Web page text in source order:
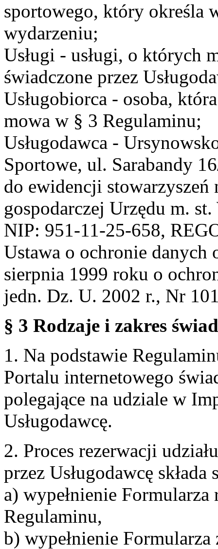
sportowego, który określa
wydarzeniu;
Usługi - usługi, o których
świadczone przez
Usługobiorca - osoba,
mowa w § 3 Regulaminu;
Usługodawca -
Sportowe, ul. Sarabandy
do ewidencji stowarzyszeń
gospodarczej Urzędu m.
NIP: 951-11-25-658,
Ustawa o ochronie danych
sierpnia 1999 roku o
jedn. Dz. U. 2002 r., Nr
§ 3 Rodzaje i zakres
1. Na podstawie
Portalu internetowego
polegające na udziale w
Usługodawcę.
2. Proces rezerwacji
przez Usługodawcę
a) wypełnienie
Regulaminu,
b) wypełnienie Formularza